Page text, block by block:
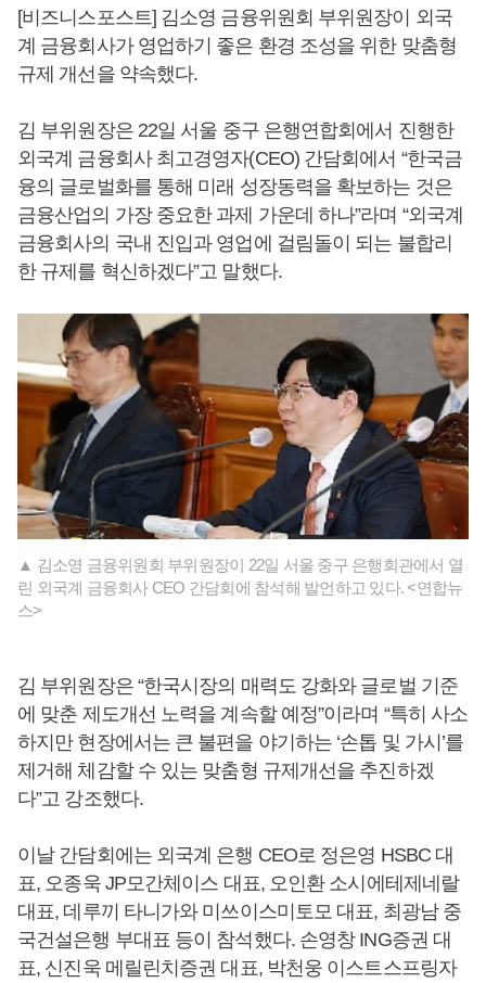
[비즈니스포스트] 김소영 금융위원회 부위원장이 외국
계 금융회사가 영업하기 좋은 환경 조성을 위한 맞춤형
규제 개선을 약속했다.
김 부위원장은 22일 서울 중구 은행연합회에서 진행한
외국계 금융회사 최고경영자(CEO) 간담회에서 “한국금
융의 글로벌화를 통해 미래 성장동력을 확보하는 것은
금융산업의 가장 중요한 과제 가운데 하나”라며 “외국계
금융회사의 국내 진입과 영업에 걸림돌이 되는 불합리
한 규제를 혁신하겠다”고 말했다.
▲ 김소영 금융위원회 부위원장이 22일 서울 중구 은행회관에서 열
린 외국계 금융회사 CEO 간담회에 참석해 발언하고 있다. <연합뉴
스>
김 부위원장은 “한국시장의 매력도 강화와 글로벌 기준
에 맞춘 제도개선 노력을 계속할 예정”이라며 “특히 사소
하지만 현장에서는 큰 불편을 야기하는 ‘손톱 및 가시’를
제거해 체감할 수 있는 맞춤형 규제개선을 추진하겠
다”고 강조했다.
이날 간담회에는 외국계 은행 CEO로 정은영 HSBC 대
표, 오종욱 JP모간체이스 대표, 오인환 소시에테제네랄
대표, 데루끼 타니가와 미쓰이스미토모 대표, 최광남 중
국건설은행 부대표 등이 참석했다. 손영창 ING증권 대
표, 신진욱 메릴린치증권 대표, 박천웅 이스트스프링자